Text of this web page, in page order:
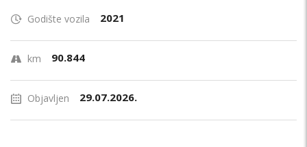
Godište vozila 2021
km 90.844
Objavljen 29.07.2026.